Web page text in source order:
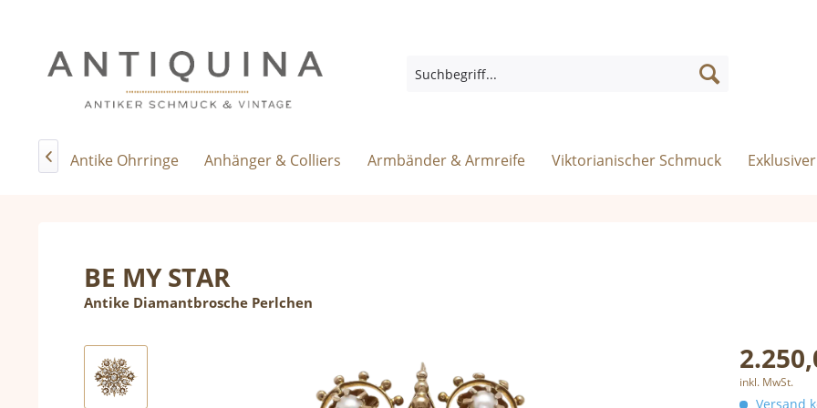
Antike Ohrringe Anhänger & Colliers Armbänder & Armreife Viktorianischer Schmuck

BE MY STAR
Antike Diamantbrosche Perlchen
inkl. MwSt.
Versand